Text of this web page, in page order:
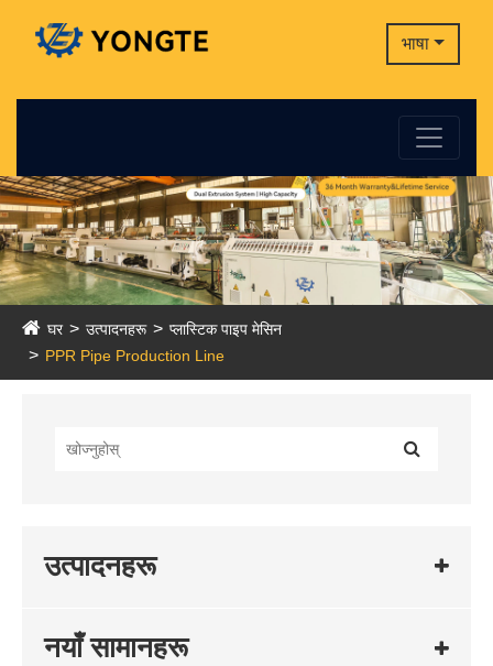
भाषा
घर उत्पादनहरू
प्लास्टिक पाइप मेसिन
PPR Pipe Production Line
उत्पादनहरू
नयाँ सामानहरू